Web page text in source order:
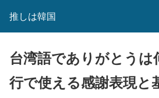
推しは韓国
台湾語でありがとうは
行で使える感謝表現と